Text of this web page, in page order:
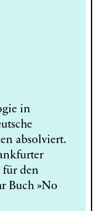
in
absolviert.
für den
Buch »No